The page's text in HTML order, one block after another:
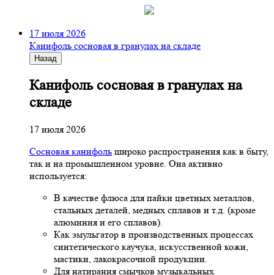
17 июля 2026
Канифоль сосновая в гранулах на складе
Назад
Канифоль сосновая в гранулах на
складе
17 июля 2026
Сосновая канифоль широко распространения как в быту,
так и на промышленном уровне. Она активно
используется:
В качестве флюса для пайки цветных металлов,
стальных деталей, медных сплавов и т.д. (кроме
алюминия и его сплавов).
Как эмульгатор в производственных процессах
синтетического каучука, искусственной кожи,
мастики, лакокрасочной продукции.
Для натирания смычков музыкальных